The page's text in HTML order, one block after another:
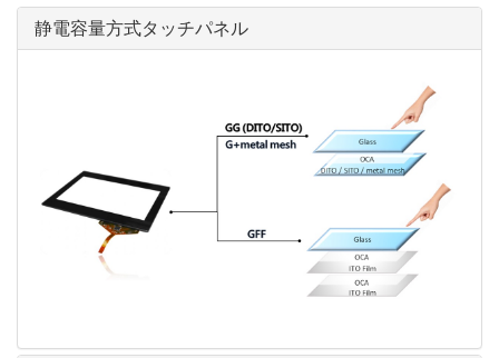
静電容量方式タッチパネル